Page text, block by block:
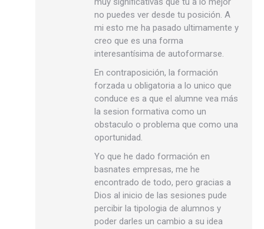
no puedes ver desde tu posición. A
mi esto me ha pasado ultimamente y
creo que es una forma
interesantísima de autoformarse.
En contraposición, la formación
forzada u obligatoria a lo unico que
conduce es a que el alumne vea más
la sesion formativa como un
obstaculo o problema que como una
oportunidad.
Yo que he dado formación en
basnates empresas, me he
encontrado de todo, pero gracias a
Dios al inicio de las sesiones pude
percibir la tipologia de alumnos y
poder darles un cambio a su idea